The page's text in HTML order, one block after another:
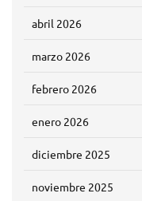
abril 2026
marzo 2026
febrero 2026
enero 2026
diciembre 2025
noviembre 2025